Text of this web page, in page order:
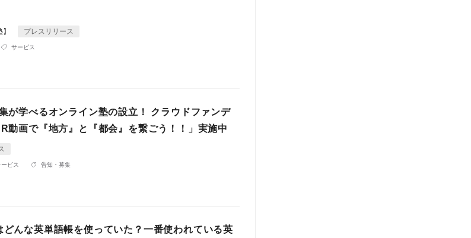
プレスリリース
サービス
が学べるオンライン塾の設立！ クラウドファンデ
動画で『地方』と『都会』を繋ごう！！」実施中
ビス 告知・募集
んな英単語帳を使っていた？一番使われている英